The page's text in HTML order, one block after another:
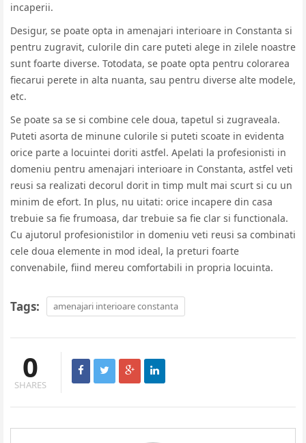
incaperii.
Desigur, se poate opta in amenajari interioare in Constanta si
pentru zugravit, culorile din care puteti alege in zilele noastre
sunt foarte diverse. Totodata, se poate opta pentru colorarea
fiecarui perete in alta nuanta, sau pentru diverse alte modele,
etc.
Se poate sa se si combine cele doua, tapetul si zugraveala.
Puteti asorta de minune culorile si puteti scoate in evidenta
orice parte a locuintei doriti astfel. Apelati la profesionisti in
domeniu pentru amenajari interioare in Constanta, astfel veti
reusi sa realizati decorul dorit in timp mult mai scurt si cu un
minim de efort. In plus, nu uitati: orice incapere din casa
trebuie sa fie frumoasa, dar trebuie sa fie clar si functionala.
Cu ajutorul profesionistilor in domeniu veti reusi sa combinati
cele doua elemente in mod ideal, la preturi foarte
convenabile, fiind mereu comfortabili in propria locuinta.
Tags: amenajari interioare constanta
0
SHARES